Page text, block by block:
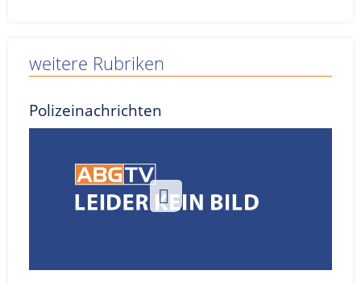
weitere Rubriken
Polizeinachrichten